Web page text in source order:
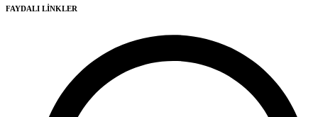
FAYDALI LİNKLER